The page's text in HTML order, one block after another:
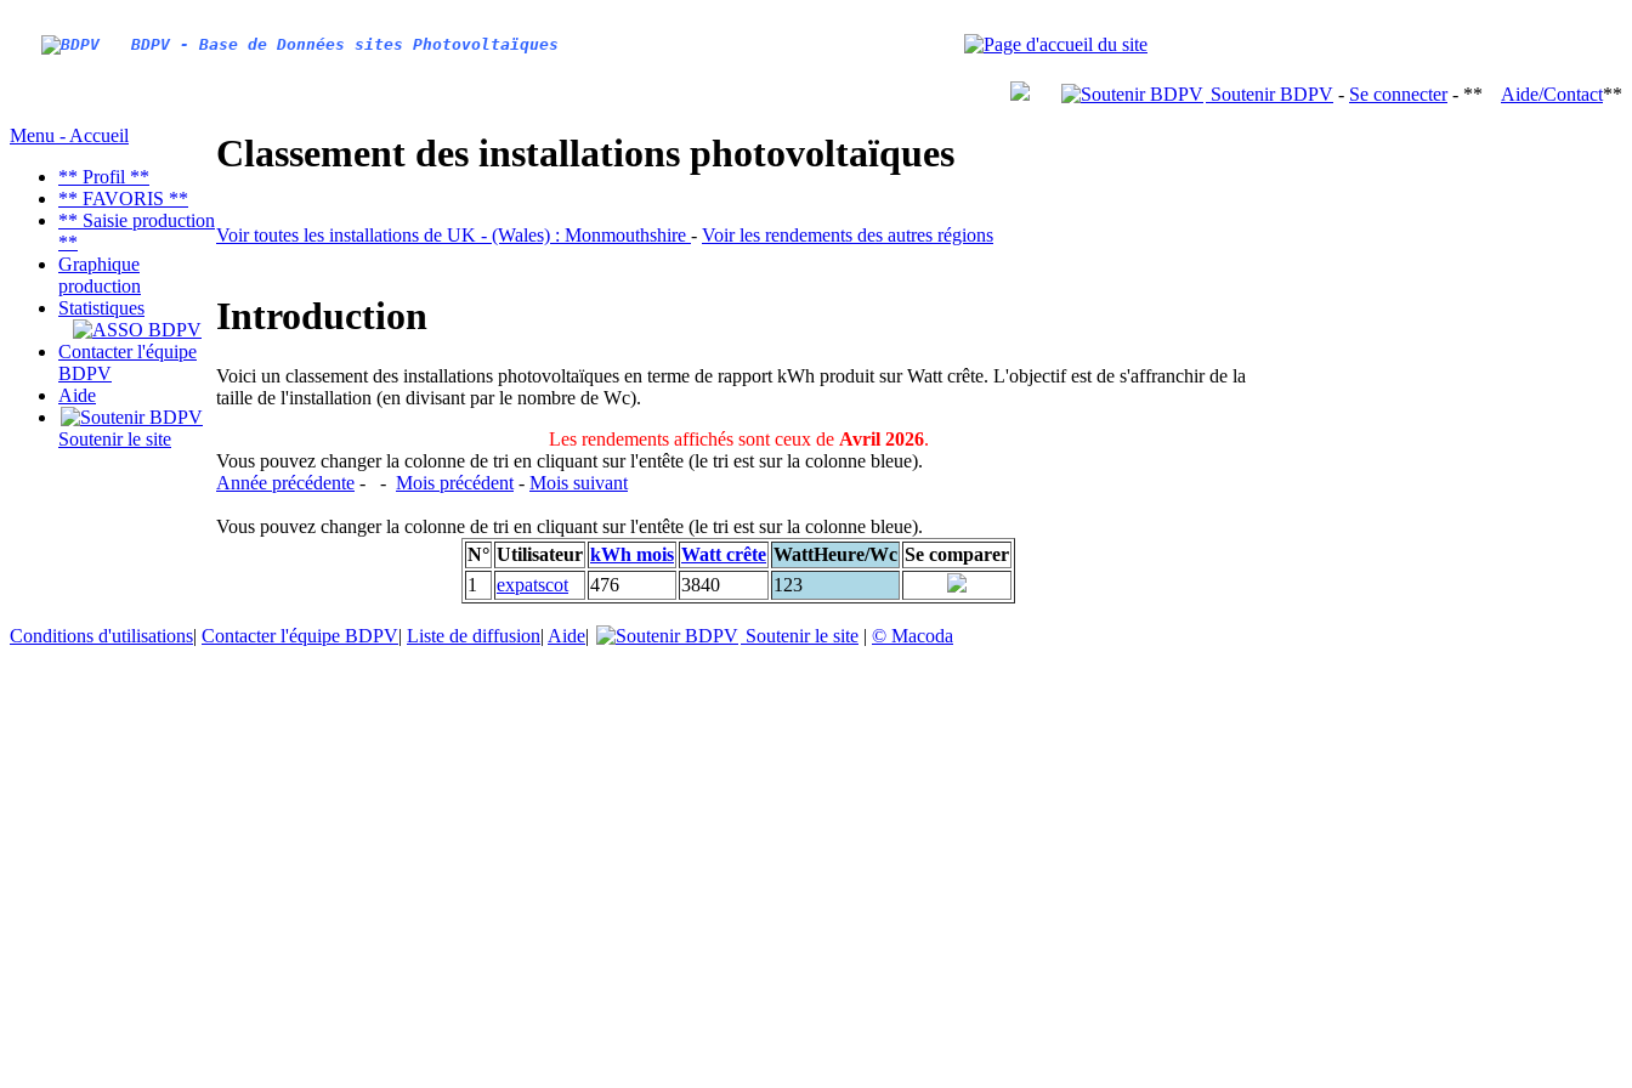
BDPV - Base de Données sites Photovoltaïques
Soutenir BDPV - Se connecter- ** Aide/Contact**
Menu - Accueil
** Profil **
** FAVORIS **
** Saisie production
**
Graphique
production
Statistiques
Contacter l'équipe
BDPV
Aide
Soutenir le site
Classement des installations photovoltaïques
Voir toutes les installations de UK - (Wales) : Monmouthshire - Voir les rendements des autres régions
Introduction
Voici un classement des installations photovoltaïques en terme de rapport kWh produit sur Watt crête. L'objectif est de s'affranchir de la
taille de l'installation (en divisant par le nombre de Wc).
Les rendements affichés sont ceux de Avril 2026.
Vous pouvez changer la colonne de tri en cliquant sur l'entête (le tri est sur la colonne bleue).
Année précédente - - Mois précédent - Mois suivant
Vous pouvez changer la colonne de tri en cliquant sur l'entête (le tri est sur la colonne bleue).
N° Utilisateur kWh mois Watt crête WattHeure/Wc Se comparer
1
expatscot 476 3840 123
Conditions d'utilisations| Contacter l'équipe BDPV| Liste de diffusion| Aide| Soutenir le site | © Macoda